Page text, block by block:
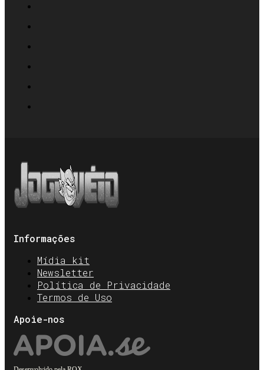
Informações
Mídia kit
Newsletter
Política de Privacidade
Termos de Uso
Apoie-nos